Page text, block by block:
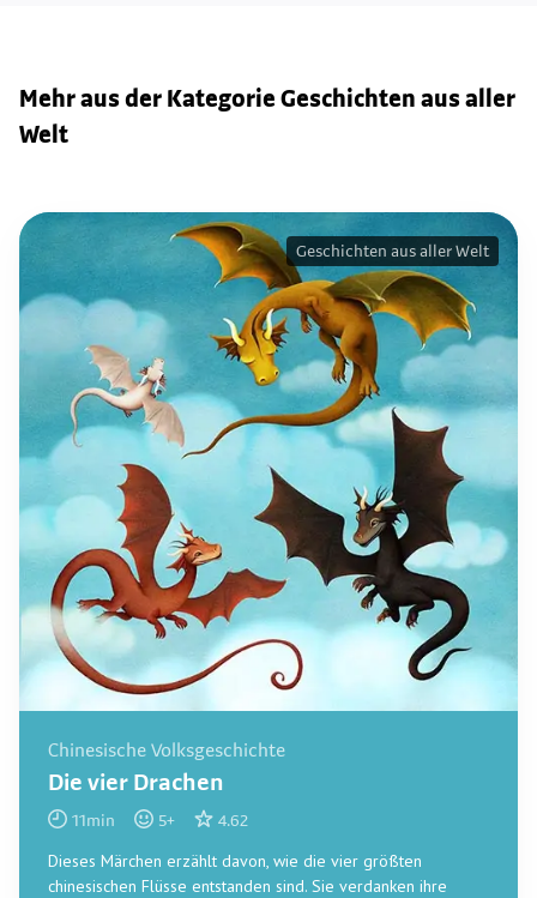
Mehr aus der Kategorie Geschichten aus aller
Welt
Chinesische Volksgeschichte
Die vier Drachen
11min 5+ 4.62
Dieses Märchen erzählt davon, wie die vier größten
chinesischen Flüsse entstanden sind. Sie verdanken ihre
Geschichten aus aller Welt